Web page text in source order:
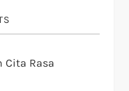
Cita Rasa